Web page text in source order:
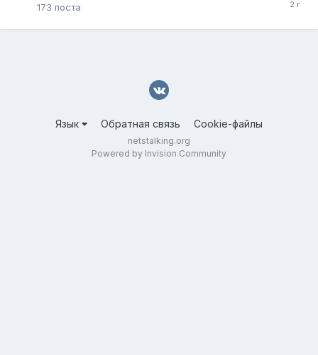
173 поста
Язык Обратная связь Cookie-файлы
netstalking.org
Powered by Invision Community